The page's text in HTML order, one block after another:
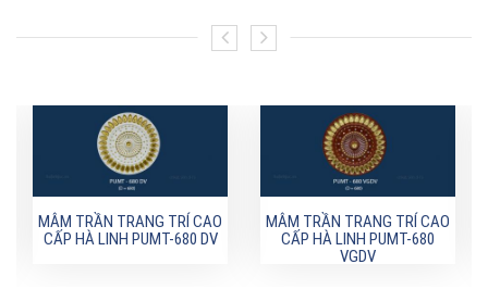
MÂM TRẦN TRANG TRÍ CAO
CẤP HÀ LINH PUMT-680 DV
MÂM TRẦN TRANG TRÍ CAO
CẤP HÀ LINH PUMT-680
VGDV